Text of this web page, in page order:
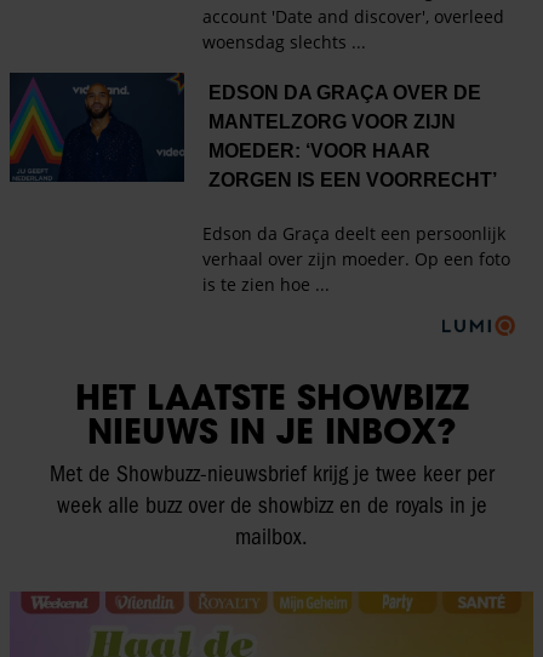
HET LAATSTE SHOWBIZZ
NIEUWS IN JE INBOX?
Met de Showbuzz-nieuwsbrief krijg je twee keer per
week alle buzz over de showbizz en de royals in je
mailbox.